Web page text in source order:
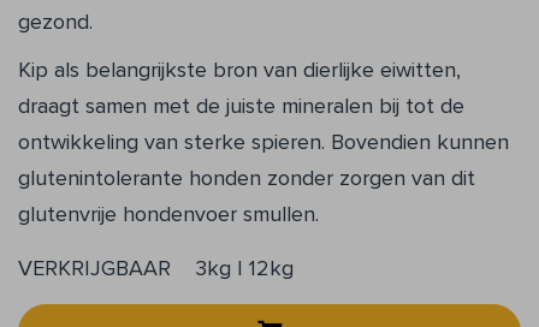
gezond.
Kip als belangrijkste bron van dierlijke eiwitten,
draagt samen met de juiste mineralen bij tot de
ontwikkeling van sterke spieren. Bovendien kunnen
glutenintolerante honden zonder zorgen van dit
glutenvrije hondenvoer smullen.
VERKRIJGBAAR 3kg | 12kg